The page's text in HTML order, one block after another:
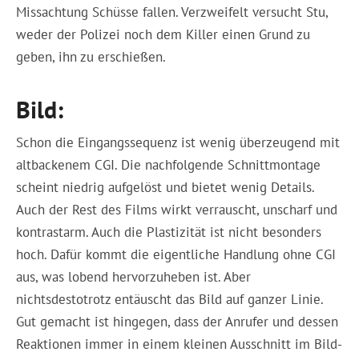
Missachtung Schüsse fallen. Verzweifelt versucht Stu,
weder der Polizei noch dem Killer einen Grund zu
geben, ihn zu erschießen.
Bild:
Schon die Eingangssequenz ist wenig überzeugend mit
altbackenem CGI. Die nachfolgende Schnittmontage
scheint niedrig aufgelöst und bietet wenig Details.
Auch der Rest des Films wirkt verrauscht, unscharf und
kontrastarm. Auch die Plastizität ist nicht besonders
hoch. Dafür kommt die eigentliche Handlung ohne CGI
aus, was lobend hervorzuheben ist. Aber
nichtsdestotrotz entäuscht das Bild auf ganzer Linie.
Gut gemacht ist hingegen, dass der Anrufer und dessen
Reaktionen immer in einem kleinen Ausschnitt im Bild-